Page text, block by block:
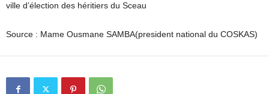
ville d’élection des héritiers du Sceau
Source : Mame Ousmane SAMBA(president national du COSKAS)